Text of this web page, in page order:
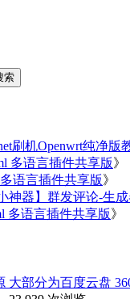
刷机Openwrt纯净版
多语言插件共享版》
语言插件共享版》
小神器】群发评论-生
多语言插件共享版》
大部分为百度云盘